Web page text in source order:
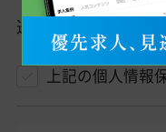
送信の前に、
上記の個人情報